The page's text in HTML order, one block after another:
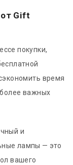
Gift
покупки,
время
важных
и
лампы — это
вашего